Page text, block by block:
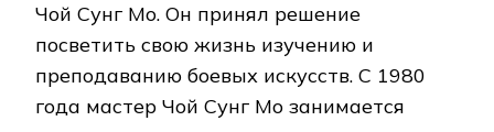
Чой Сунг Мо. Он принял решение
посветить свою жизнь изучению и
преподаванию боевых искусств. С 1980
года мастер Чой Сунг Мо занимается